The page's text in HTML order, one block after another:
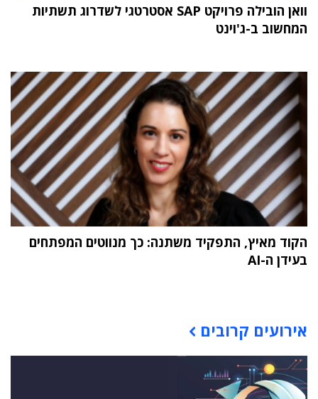
וואן הובילה פרויקט SAP אסטרטגי לשדרוג תשתיות
המחשוב ב-ג'וינט
הקוד מאיץ, התפקיד משתנה: כך מנווטים המפתחים
בעידן ה-AI
אירועים קרובים